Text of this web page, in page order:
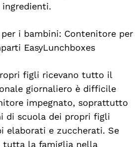
i bambini: Contenitore per
EasyLunchboxes
figli ricevano tutto il
giornaliero è difficile
impegnato, soprattutto
di scuola dei propri figli
elaborati e zuccherati. Se
tutta la famiglia nella